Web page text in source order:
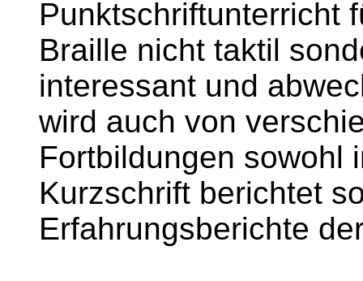
Punktschriftunterricht
Braille nicht taktil
interessant und
wird auch von
Fortbildungen sowohl
Kurzschrift berichtet
Erfahrungsberichte